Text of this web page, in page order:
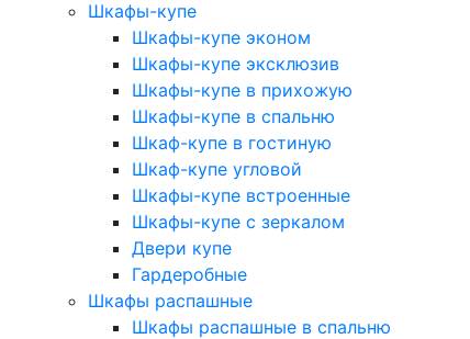
Шкафы-купе
Шкафы-купе эконом
Шкафы-купе эксклюзив
Шкафы-купе в прихожую
Шкафы-купе в спальню
Шкаф-купе в гостиную
Шкаф-купе угловой
Шкафы-купе встроенные
Шкафы-купе с зеркалом
Двери купе
Гардеробные
Шкафы распашные
Шкафы распашные в спальню